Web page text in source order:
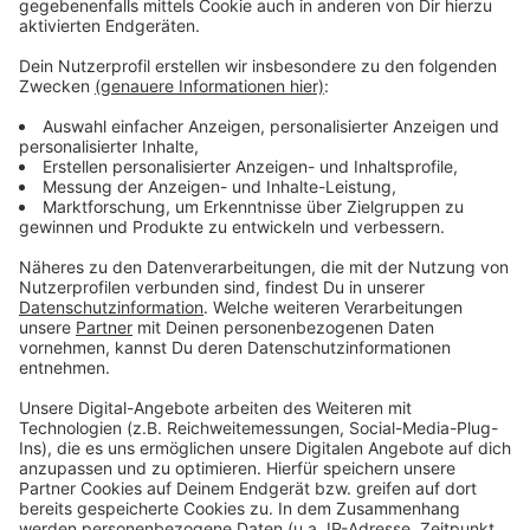
Anzeige
Was macht der Künstler eigentlich, wenn er nicht auf
der Bühne oder vor der Kamera steht? Hier erfahren
wir es. Im Podcast "Wat ne Woche" erzählt Atze
Schröder die schönsten Geschichten, die lustigsten
Anekdoten, intime Geständnisse und haut natürlich
seine Lieblingspromis in die Pfanne, so wie wir ihn
kennen und lieben. Atze Schröder und sein ganz
persönlicher Wochenrückblick - so privat wie noch nie,
so lustig wie immer.
Anzeige